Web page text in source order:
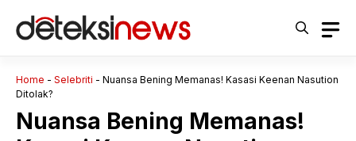
Home - Selebriti - Nuansa Bening Memanas! Kasasi Keenan Nasution
Ditolak?
Nuansa Bening Memanas!